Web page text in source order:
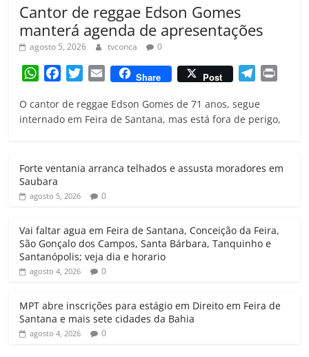
Cantor de reggae Edson Gomes
manterá agenda de apresentações
agosto 5, 2026 tvconca 0
W
a
t
p
p
c
e
o
i
t
r
a
i
Share Post
l
e
a
n
O cantor de reggae Edson Gomes de 71 anos, segue
internado em Feira de Santana, mas está fora de perigo,
Forte ventania arranca telhados e assusta moradores em
Saubara
agosto 5, 2026 0
Vai faltar agua em Feira de Santana, Conceição da Feira,
São Gonçalo dos Campos, Santa Bárbara, Tanquinho e
Santanópolis; veja dia e horario
agosto 4, 2026 0
MPT abre inscrições para estágio em Direito em Feira de
Santana e mais sete cidades da Bahia
agosto 4, 2026 0